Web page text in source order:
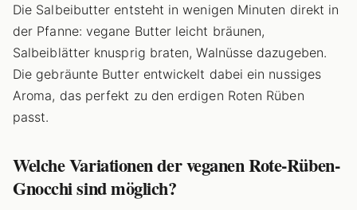
Die Salbeibutter entsteht in wenigen Minuten direkt in
der Pfanne: vegane Butter leicht bräunen,
Salbeiblätter knusprig braten, Walnüsse dazugeben.
Die gebräunte Butter entwickelt dabei ein nussiges
Aroma, das perfekt zu den erdigen Roten Rüben
passt.
Welche Variationen der veganen Rote-Rüben-
Gnocchi sind möglich?